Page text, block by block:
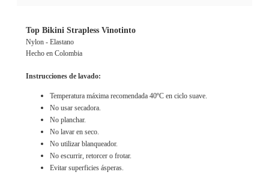
Top Bikini Strapless Vinotinto
Nylon - Elastano
Hecho en Colombia
Instrucciones de lavado:
Temperatura máxima recomendada 40ºC en ciclo suave.
No usar secadora.
No planchar.
No lavar en seco.
No utilizar blanqueador.
No escurrir, retorcer o frotar.
Evitar superficies ásperas.